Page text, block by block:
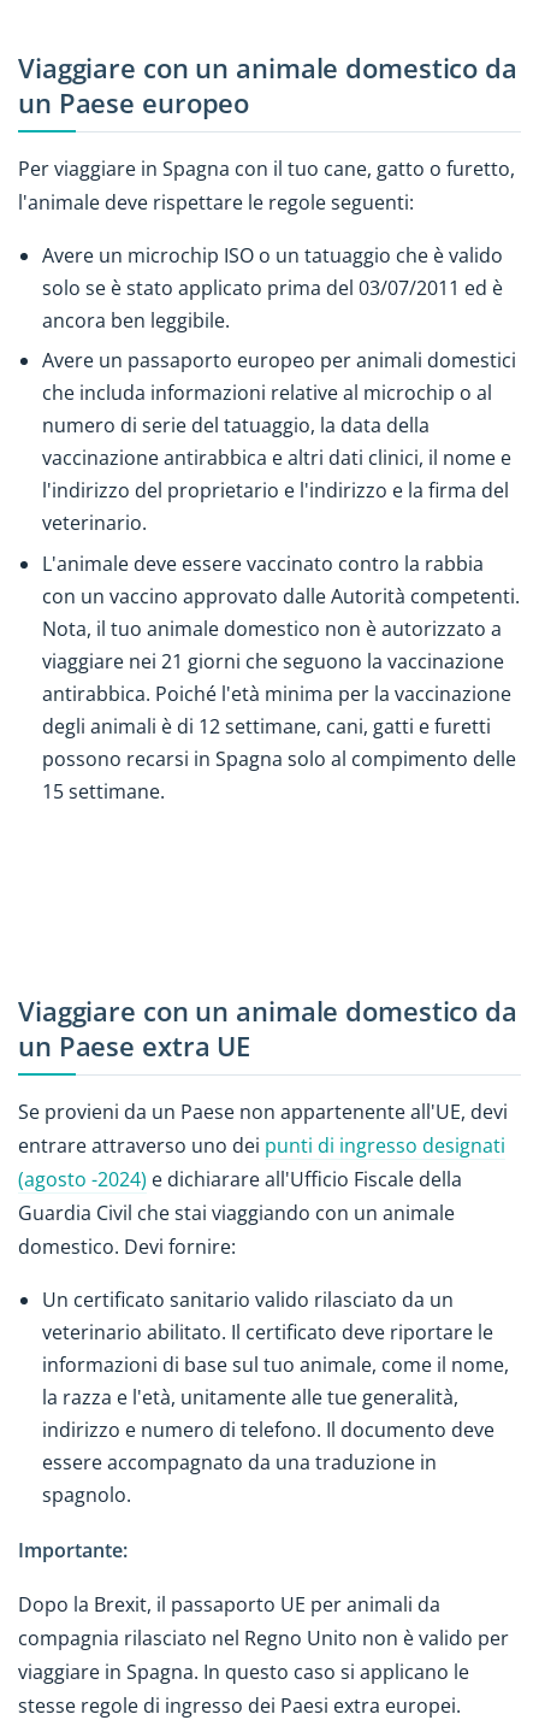
Viaggiare con un animale domestico da
un Paese europeo
Per viaggiare in Spagna con il tuo cane, gatto o furetto,
l'animale deve rispettare le regole seguenti:
Avere un microchip ISO o un tatuaggio che è valido
solo se è stato applicato prima del 03/07/2011 ed è
ancora ben leggibile.
Avere un passaporto europeo per animali domestici
che includa informazioni relative al microchip o al
numero di serie del tatuaggio, la data della
vaccinazione antirabbica e altri dati clinici, il nome e
l'indirizzo del proprietario e l'indirizzo e la firma del
veterinario.
L'animale deve essere vaccinato contro la rabbia
con un vaccino approvato dalle Autorità competenti.
Nota, il tuo animale domestico non è autorizzato a
viaggiare nei 21 giorni che seguono la vaccinazione
antirabbica. Poiché l'età minima per la vaccinazione
degli animali è di 12 settimane, cani, gatti e furetti
possono recarsi in Spagna solo al compimento delle
15 settimane.
Viaggiare con un animale domestico da
un Paese extra UE
Se provieni da un Paese non appartenente all'UE, devi
entrare attraverso uno dei punti di ingresso designati
(agosto -2024) e dichiarare all'Ufficio Fiscale della
Guardia Civil che stai viaggiando con un animale
domestico. Devi fornire:
Un certificato sanitario valido rilasciato da un
veterinario abilitato. Il certificato deve riportare le
informazioni di base sul tuo animale, come il nome,
la razza e l'età, unitamente alle tue generalità,
indirizzo e numero di telefono. Il documento deve
essere accompagnato da una traduzione in
spagnolo.
Importante:
Dopo la Brexit, il passaporto UE per animali da
compagnia rilasciato nel Regno Unito non è valido per
viaggiare in Spagna. In questo caso si applicano le
stesse regole di ingresso dei Paesi extra europei.